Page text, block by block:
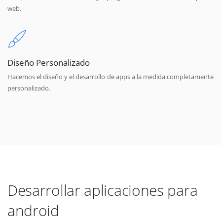
web.
Diseño Personalizado
Hacemos el diseño y el desarrollo de apps a la medida completamente
personalizado.
Desarrollar aplicaciones para
android